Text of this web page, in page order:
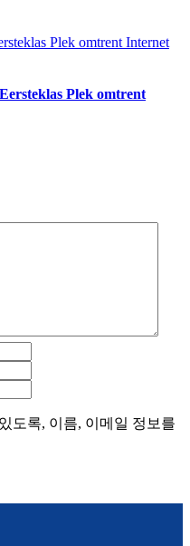
Plek omtrent Internet
Plek omtrent
도록, 이름, 이메일 정보를